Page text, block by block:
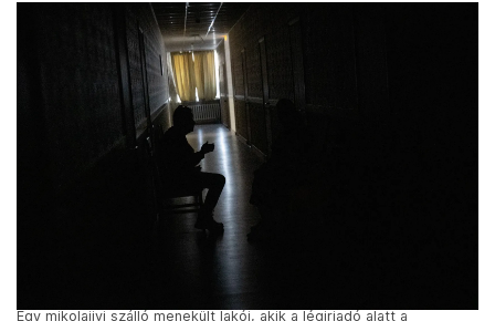
Egy mikolajivi szálló menekült lakói, akik a légiriadó alatt a